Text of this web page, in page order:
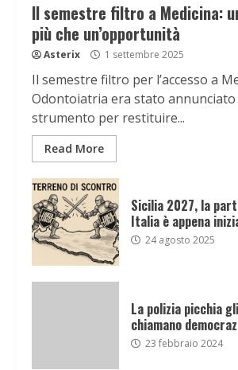
Il semestre filtro a Medicina:
più che un’opportunità
Asterix 1 settembre 2025
Il semestre filtro per l’accesso a
Odontoiatria era stato annunciato
strumento per restituire...
Read More
Sicilia 2027, la
Italia è appena
24 agosto 2025
La polizia picchia
chiamano
23 febbraio 2024